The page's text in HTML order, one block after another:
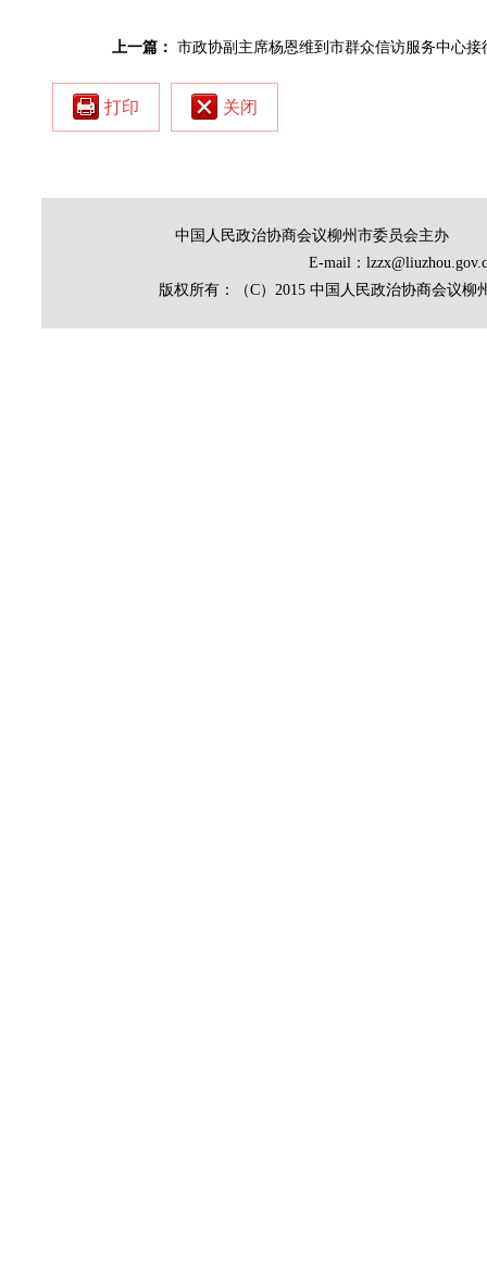
上一篇： 市政协副主席杨恩维到市群众信访服务中心接
打印 关闭
中国人民政治协商会议柳州市委员会主
E-mail：
版权所有：（C）2015 中国人民政治协商